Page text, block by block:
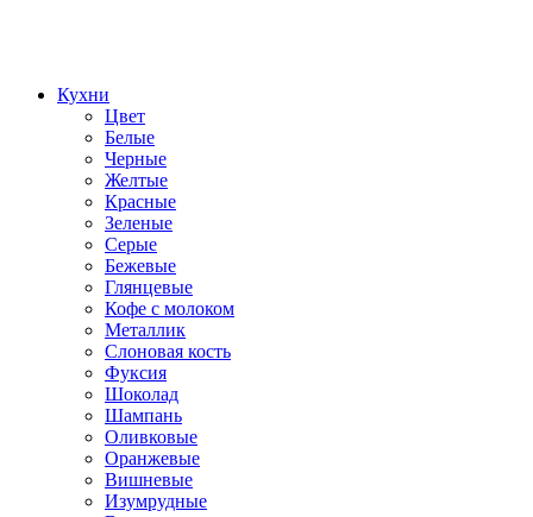
Кухни
Цвет
Белые
Черные
Желтые
Красные
Зеленые
Серые
Бежевые
Глянцевые
Кофе с молоком
Металлик
Слоновая кость
Фуксия
Шоколад
Шампань
Оливковые
Оранжевые
Вишневые
Изумрудные